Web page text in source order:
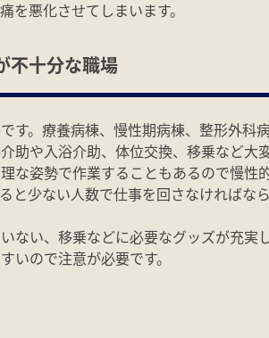
を悪化させてしまいます。
不十分な職場
す。療養病棟、慢性期病棟、整形外科
助や入浴介助、体位交換、移乗など大
な姿勢で作業することもあるので慢性
と少ない人数で仕事を回さなければな
ない、移乗などに必要なグッズが充実
いので注意が必要です。